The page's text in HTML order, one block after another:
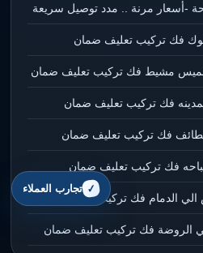
-أسعار مرنة .. مدد توصيل سريعة
فك تركيب تعليف ضمان
مشيط فك تركيب تعليف ضمان
فك تركيب تعليف ضمان
فك تركيب تعليف ضمان
فك تركيب تعليف ضمان
الدمام فك تركيب تعليف ضمان
الروضة فك تركيب تعليف ضمان
تجارب العملاء